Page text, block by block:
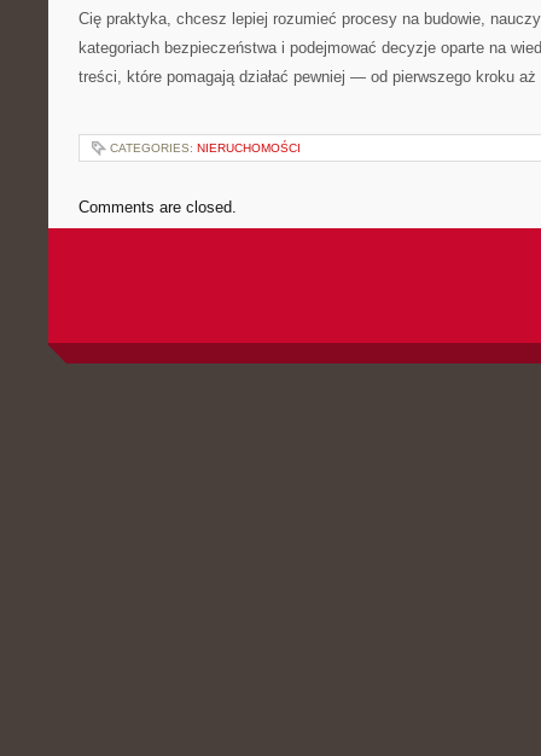
Cię praktyka, chcesz lepiej rozumieć procesy na budowie,
kategoriach bezpieczeństwa i podejmować decyzje oparte na
treści, które pomagają działać pewniej — od pierwszego kroku
CATEGORIES: NIERUCHOMOŚCI
Comments are closed.